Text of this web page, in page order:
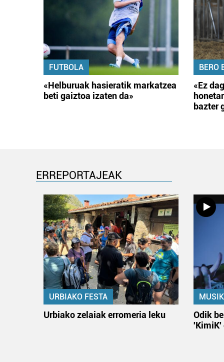
FUTBOLA
«Helburuak hasieratik markatzea
beti gaiztoa izaten da»
BERO
«Ez
bazter
ERREPORTAJEAK
URBIAKO FESTA
Urbiako zelaiak erromeria leku
Odik
'KimiK'